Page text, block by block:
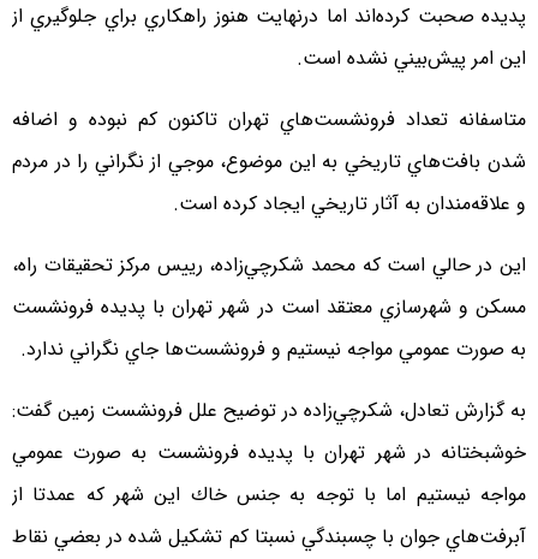
پديده صحبت كرده‌اند اما درنهايت هنوز راهكاري براي جلوگيري از
اين امر پيش‌بيني نشده است.
متاسفانه تعداد فرونشست‌هاي تهران تاكنون كم نبوده و اضافه
شدن بافت‌هاي تاريخي به اين موضوع، موجي از نگراني را در مردم
و علاقه‌مندان به آثار تاريخي ايجاد كرده است.
اين در حالي است كه محمد شكرچي‌زاده، رييس مركز تحقيقات راه،
مسكن و شهرسازي معتقد است در شهر تهران با پديده فرونشست
به صورت عمومي مواجه نيستيم و فرونشست‌ها جاي نگراني ندارد.
به گزارش تعادل، شكرچي‌زاده در توضيح علل فرونشست زمين گفت:
خوشبختانه در شهر تهران با پديده فرونشست به صورت عمومي
مواجه نيستيم اما با توجه به جنس خاك اين شهر كه عمدتا از
آبرفت‌هاي جوان با چسبندگي نسبتا كم تشكيل شده در بعضي نقاط